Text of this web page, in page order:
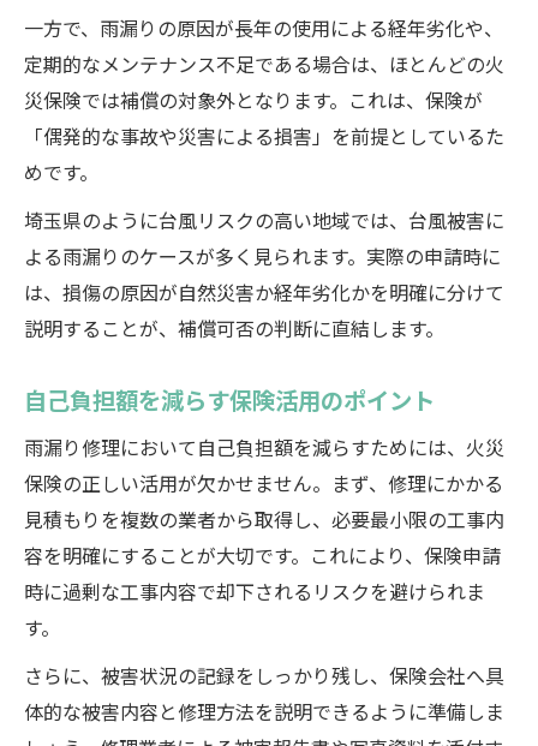
一方で、雨漏りの原因が長年の使用による経年劣化や、
定期的なメンテナンス不足である場合は、ほとんどの火
災保険では補償の対象外となります。これは、保険が
「偶発的な事故や災害による損害」を前提としているた
めです。
埼玉県のように台風リスクの高い地域では、台風被害に
よる雨漏りのケースが多く見られます。実際の申請時に
は、損傷の原因が自然災害か経年劣化かを明確に分けて
説明することが、補償可否の判断に直結します。
自己負担額を減らす保険活用のポイント
雨漏り修理において自己負担額を減らすためには、火災
保険の正しい活用が欠かせません。まず、修理にかかる
見積もりを複数の業者から取得し、必要最小限の工事内
容を明確にすることが大切です。これにより、保険申請
時に過剰な工事内容で却下されるリスクを避けられま
す。
さらに、被害状況の記録をしっかり残し、保険会社へ具
体的な被害内容と修理方法を説明できるように準備しま